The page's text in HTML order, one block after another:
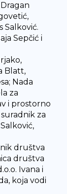
Salković.
Sepčić i
Blatt,
Nada
za
i prostorno
za
društva
društva
Ivana i
koja vodi